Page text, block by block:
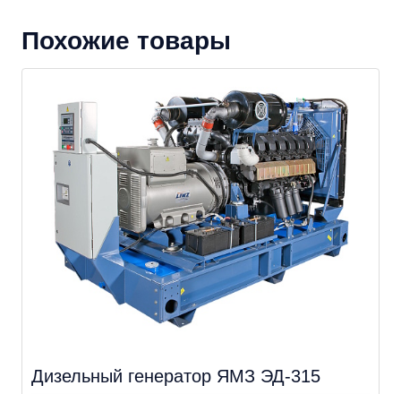
Похожие товары
Дизельный генератор ЯМЗ ЭД-315